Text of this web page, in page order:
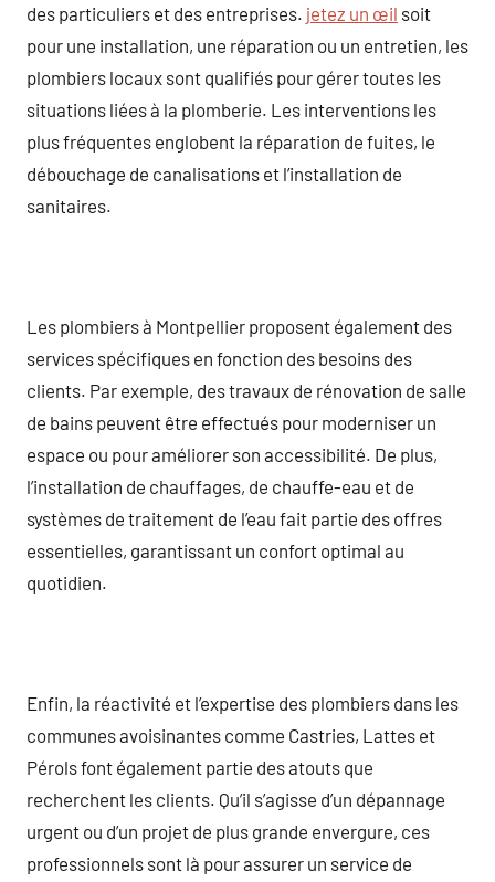
des particuliers et des entreprises. jetez un œil soit
pour une installation, une réparation ou un entretien, les
plombiers locaux sont qualifiés pour gérer toutes les
situations liées à la plomberie. Les interventions les
plus fréquentes englobent la réparation de fuites, le
débouchage de canalisations et l’installation de
sanitaires.
Les plombiers à Montpellier proposent également des
services spécifiques en fonction des besoins des
clients. Par exemple, des travaux de rénovation de salle
de bains peuvent être effectués pour moderniser un
espace ou pour améliorer son accessibilité. De plus,
l’installation de chauffages, de chauffe-eau et de
systèmes de traitement de l’eau fait partie des offres
essentielles, garantissant un confort optimal au
quotidien.
Enfin, la réactivité et l’expertise des plombiers dans les
communes avoisinantes comme Castries, Lattes et
Pérols font également partie des atouts que
recherchent les clients. Qu’il s’agisse d’un dépannage
urgent ou d’un projet de plus grande envergure, ces
professionnels sont là pour assurer un service de